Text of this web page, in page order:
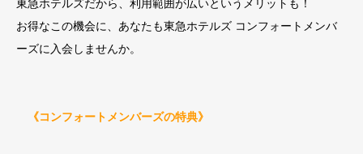
東急ホテルズだから、利用範囲が広いというメリットも！
お得なこの機会に、あなたも東急ホテルズ コンフォートメンバ
ーズに入会しませんか。
《コンフォートメンバーズの特典》